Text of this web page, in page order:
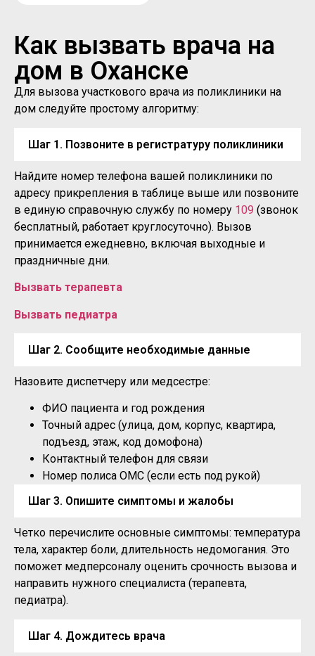
Как вызвать врача на
дом в Оханске
Для вызова участкового врача из поликлиники на
дом следуйте простому алгоритму:
Шаг 1. Позвоните в регистратуру поликлиники
Найдите номер телефона вашей поликлиники по
адресу прикрепления в таблице выше или позвоните
в единую справочную службу по номеру 109 (звонок
бесплатный, работает круглосуточно). Вызов
принимается ежедневно, включая выходные и
праздничные дни.
Вызвать терапевта
Вызвать педиатра
Шаг 2. Сообщите необходимые данные
Назовите диспетчеру или медсестре:
ФИО пациента и год рождения
Точный адрес (улица, дом, корпус, квартира,
подъезд, этаж, код домофона)
Контактный телефон для связи
Номер полиса ОМС (если есть под рукой)
Шаг 3. Опишите симптомы и жалобы
Четко перечислите основные симптомы: температура
тела, характер боли, длительность недомогания. Это
поможет медперсоналу оценить срочность вызова и
направить нужного специалиста (терапевта,
педиатра).
Шаг 4. Дождитесь врача